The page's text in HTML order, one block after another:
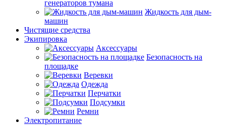
генераторов тумана
Жидкость для дым-
машин
Чистящие средства
Экипировка
Аксессуары
Безопасность на
площадке
Веревки
Одежда
Перчатки
Подсумки
Ремни
Электропитание